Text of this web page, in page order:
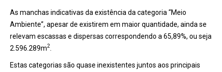
As manchas indicativas da existência da categoria “Meio
Ambiente”, apesar de existirem em maior quantidade, ainda se
relevam escassas e dispersas correspondendo a 65,89%, ou seja
2.596.289m2
Estas categorias são quase inexistentes juntos aos principais